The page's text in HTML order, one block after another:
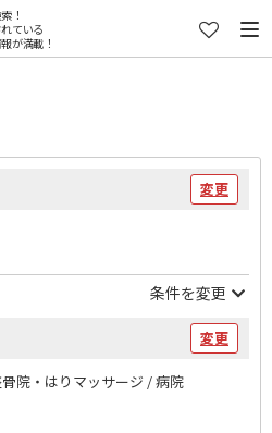
！
ている
が満載！
変更
条件を変更
変更
院・はりマッサージ / 病院